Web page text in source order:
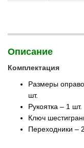
Описание
Комплектация
Размеры
шт.
Рукоятка – 1 шт.
Ключ
Переходники –